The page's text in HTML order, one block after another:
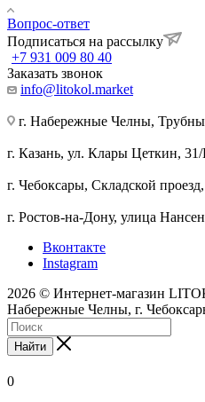
Вопрос-ответ
Подписаться на рассылку
+7 931 009 80 40
Заказать звонок
info@litokol.market
г. Набережные Челны,
г. Казань, ул. Клары Цеткин,
г. Чебоксары, Складской
г. Ростов-на-Дону, улица
Вконтакте
Instagram
2026 © Интернет-магазин
Набережные Челны, г.
Найти
0